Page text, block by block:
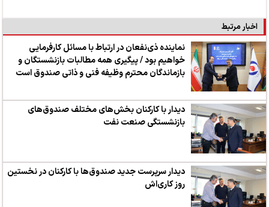
اخبار مرتبط
نماینده ذی‌نفعان در ارتباط با مسائل کارفرمایی
خواهیم بود / پیگیری همه مطالبات بازنشستگان و
بازماندگان محترم وظیفه فنی و ذاتی صندوق است
دیدار با کارکنان بخش‌های مختلف صندوق‌های
بازنشستگی صنعت نفت
دیدار سرپرست جدید صندوق‌ها با کارکنان در نخستین
روز کاری‌اش